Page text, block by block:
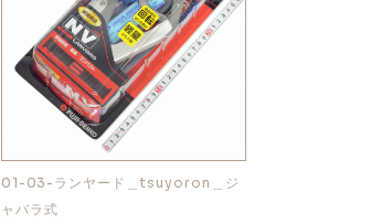
01-03-ランヤード＿tsuyoron＿ジ
ャバラ式